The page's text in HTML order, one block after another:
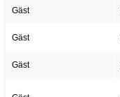
Gäst
Gäst
Gäst